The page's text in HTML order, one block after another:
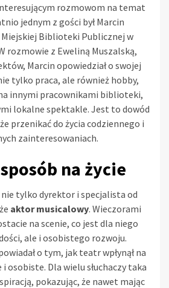
rozmowom na temat
jednym z gości był Marcin
Biblioteki Publicznej w
rozmowie z Eweliną Muszalską,
Marcin opowiedział o swojej
tylko praca, ale również hobby,
innymi pracownikami biblioteki,
lokalne spektakle. Jest to dowód
przenikać do życia codziennego i
zainteresowaniach.
na życie
tylko dyrektor i specjalista od
aktor musicalowy. Wieczorami
na scenie, co jest dla niego
ale i osobistego rozwoju.
o tym, jak teatr wpłynął na
osobiste. Dla wielu słuchaczy taka
pokazując, że nawet mając